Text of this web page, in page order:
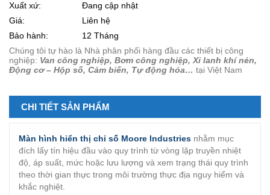
Xuất xứ:
Đang cập nhật
Giá:
Liên hệ
Bảo hành:
12 Tháng
Chúng tôi tự hào là Nhà phân phối hàng đầu các thiết bị công
nghiệp: Van công nghiệp, Bơm công nghiệp, Xi lanh khí nén,
Động cơ – Hộp số, Cảm biến, Tự động hóa… tại Việt Nam
CHI TIẾT SẢN PHẨM
Màn hình hiển thị chỉ số Moore Industries nhằm mục
đích lấy tín hiệu đầu vào quy trình từ vòng lặp truyền nhiệt
độ, áp suất, mức hoặc lưu lượng và xem trạng thái quy trình
theo thời gian thực trong môi trường thực địa nguy hiểm và
khắc nghiệt.